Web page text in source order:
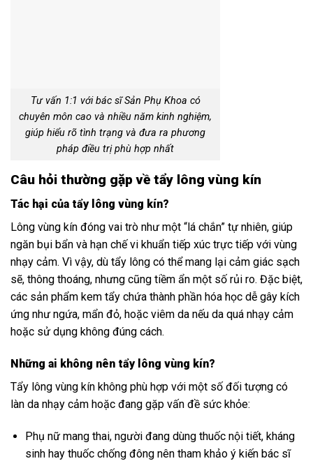
Tư vấn 1:1 với bác sĩ Sản Phụ Khoa có
chuyên môn cao và nhiều năm kinh nghiệm,
giúp hiểu rõ tình trạng và đưa ra phương
pháp điều trị phù hợp nhất
Câu hỏi thường gặp về tẩy lông vùng kín
Tác hại của tẩy lông vùng kín?
Lông vùng kín đóng vai trò như một “lá chắn” tự nhiên, giúp
ngăn bụi bẩn và hạn chế vi khuẩn tiếp xúc trực tiếp với vùng
nhạy cảm. Vì vậy, dù tẩy lông có thể mang lại cảm giác sạch
sẽ, thông thoáng, nhưng cũng tiềm ẩn một số rủi ro. Đặc biệt,
các sản phẩm kem tẩy chứa thành phần hóa học dễ gây kích
ứng như ngứa, mẩn đỏ, hoặc viêm da nếu da quá nhạy cảm
hoặc sử dụng không đúng cách.
Những ai không nên tẩy lông vùng kín?
Tẩy lông vùng kín không phù hợp với một số đối tượng có
làn da nhạy cảm hoặc đang gặp vấn đề sức khỏe:
Phụ nữ mang thai, người đang dùng thuốc nội tiết, kháng
sinh hay thuốc chống đông nên tham khảo ý kiến bác sĩ